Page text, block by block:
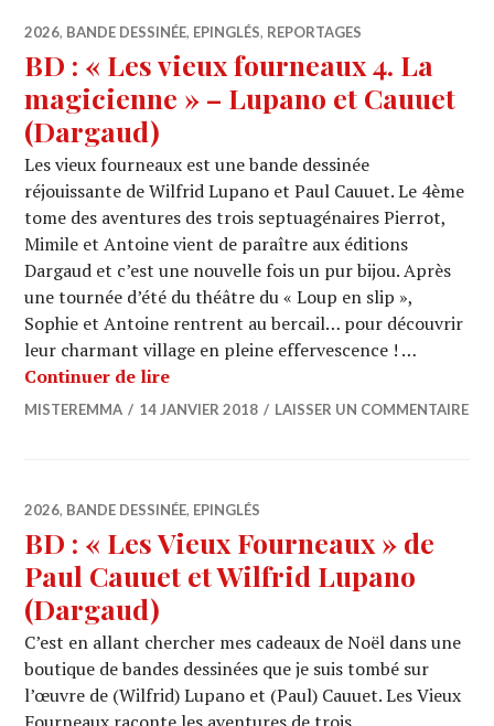
2026, BANDE DESSINÉE, EPINGLÉS, REPORTAGES
BD : « Les vieux fourneaux 4. La
magicienne » – Lupano et Cauuet
(Dargaud)
Les vieux fourneaux est une bande dessinée
réjouissante de Wilfrid Lupano et Paul Cauuet. Le 4ème
tome des aventures des trois septuagénaires Pierrot,
Mimile et Antoine vient de paraître aux éditions
Dargaud et c’est une nouvelle fois un pur bijou. Après
une tournée d’été du théâtre du « Loup en slip »,
Sophie et Antoine rentrent au bercail… pour découvrir
leur charmant village en pleine effervescence ! …
Continuer de lireBD : « Les vieux fourneaux 4. La
MISTEREMMA 14 JANVIER 2018 LAISSER UN COMMENTAIRE
2026, BANDE DESSINÉE, EPINGLÉS
BD : « Les Vieux Fourneaux » de
Paul Cauuet et Wilfrid Lupano
(Dargaud)
C’est en allant chercher mes cadeaux de Noël dans une
boutique de bandes dessinées que je suis tombé sur
l’œuvre de (Wilfrid) Lupano et (Paul) Cauuet. Les Vieux